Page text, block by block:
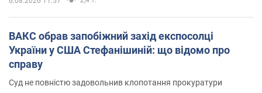
ВАКС обрав запобіжний захід експосолці
України у США Стефанішиній: що відомо про
справу
Суд не повністю задовольнив клопотання прокуратури